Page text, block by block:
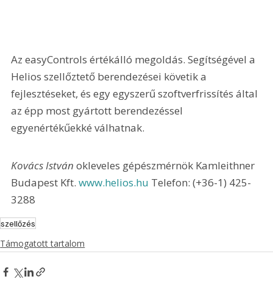
Az easyControls értékálló megoldás. Segítségével a
Helios szellőztető berendezései követik a
fejlesztéseket, és egy egyszerű szoftverfrissítés által
az épp most gyártott berendezéssel
egyenértékűekké válhatnak.
Kovács István okleveles gépészmérnök Kamleithner
Budapest Kft. www.helios.hu Telefon: (+36-1) 425-
3288
szellőzés
Támogatott tartalom